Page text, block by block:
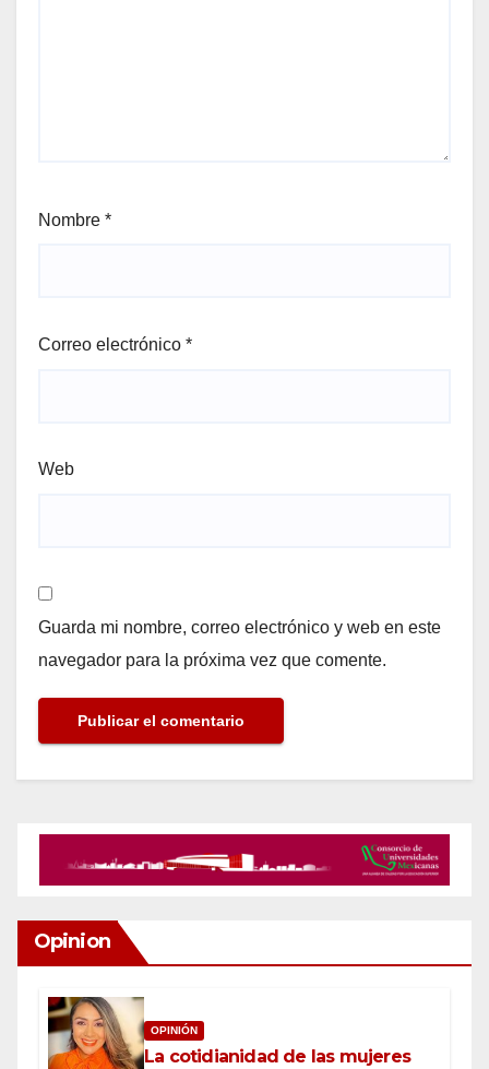
Nombre *
Correo electrónico *
Web
Guarda mi nombre, correo electrónico y web en este
navegador para la próxima vez que comente.
Opinion
OPINIÓN
La cotidianidad de las mujeres